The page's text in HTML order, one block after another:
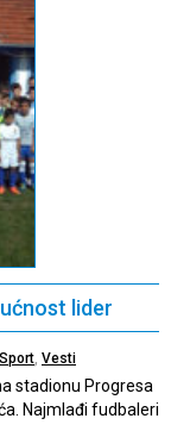
lider
Sport, Vesti
stadionu Progresa
Najmlađi fudbaleri